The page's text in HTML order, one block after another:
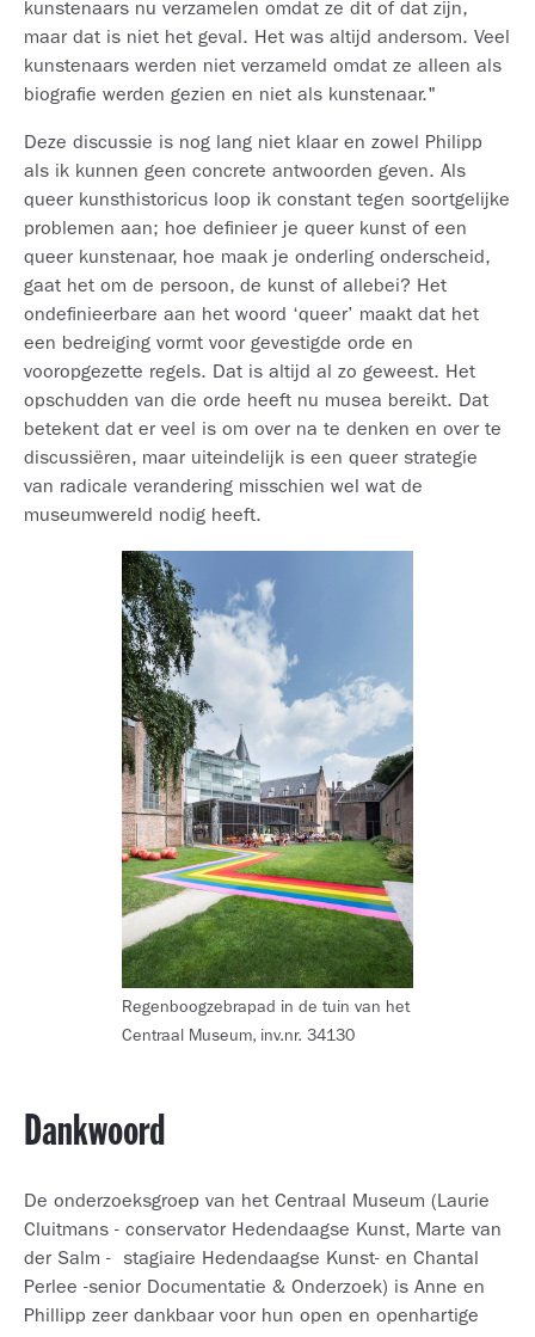
kunstenaars nu verzamelen omdat ze dit of dat zijn,
maar dat is niet het geval. Het was altijd andersom. Veel
kunstenaars werden niet verzameld omdat ze alleen als
biografie werden gezien en niet als kunstenaar."
Deze discussie is nog lang niet klaar en zowel Philipp
als ik kunnen geen concrete antwoorden geven. Als
queer kunsthistoricus loop ik constant tegen soortgelijke
problemen aan; hoe definieer je queer kunst of een
queer kunstenaar, hoe maak je onderling onderscheid,
gaat het om de persoon, de kunst of allebei? Het
ondefinieerbare aan het woord ‘queer’ maakt dat het
een bedreiging vormt voor gevestigde orde en
vooropgezette regels. Dat is altijd al zo geweest. Het
opschudden van die orde heeft nu musea bereikt. Dat
betekent dat er veel is om over na te denken en over te
discussiëren, maar uiteindelijk is een queer strategie
van radicale verandering misschien wel wat de
museumwereld nodig heeft.
Regenboogzebrapad in de tuin van het
Centraal Museum, inv.nr. 34130
Dankwoord
De onderzoeksgroep van het Centraal Museum (Laurie
Cluitmans - conservator Hedendaagse Kunst, Marte van
der Salm - stagiaire Hedendaagse Kunst- en Chantal
Perlee -senior Documentatie & Onderzoek) is Anne en
Phillipp zeer dankbaar voor hun open en openhartige